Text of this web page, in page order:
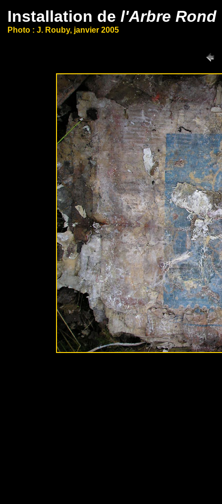
Installation de l'Arbre Rond
Photo : J. Rouby, janvier 2005